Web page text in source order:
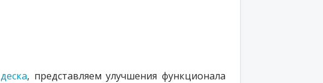
, представляем улучшения функционала